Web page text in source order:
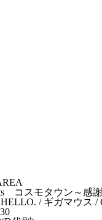
コスモタウン～感
/ ギガマウス